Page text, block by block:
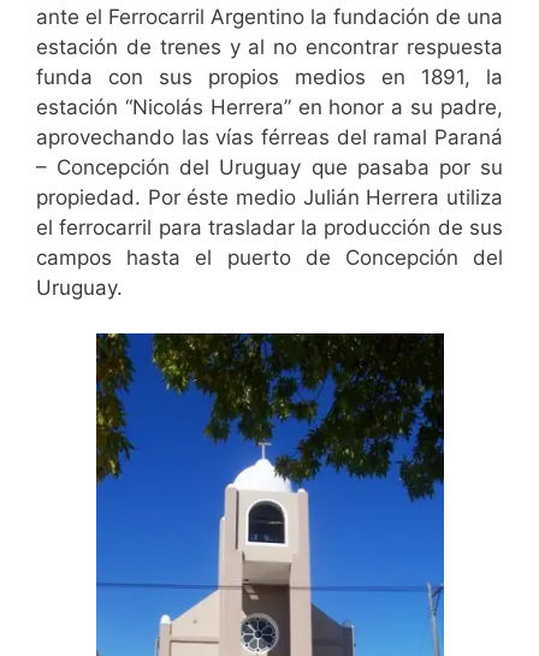
ante el Ferrocarril Argentino la fundación de una
estación de trenes y al no encontrar respuesta
funda con sus propios medios en 1891, la
estación “Nicolás Herrera” en honor a su padre,
aprovechando las vías férreas del ramal Paraná
– Concepción del Uruguay que pasaba por su
propiedad. Por éste medio Julián Herrera utiliza
el ferrocarril para trasladar la producción de sus
campos hasta el puerto de Concepción del
Uruguay.